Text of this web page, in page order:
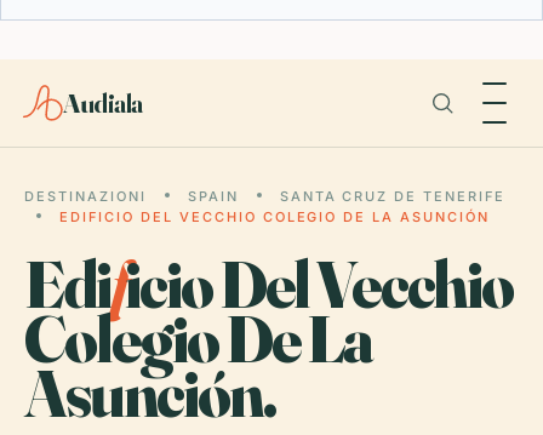
Audiala
DESTINAZIONI SPAIN
SANTA CRUZ DE TENERIFE
EDIFICIO DEL VECCHIO COLEGIO DE LA ASUNCIÓN
Edificio Del Vecchio
Colegio De La
Asunción.